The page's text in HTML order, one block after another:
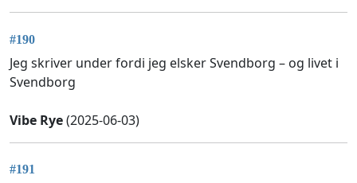
#190
Jeg skriver under fordi jeg elsker Svendborg – og livet i
Svendborg
Vibe Rye(2025-06-03)
#191